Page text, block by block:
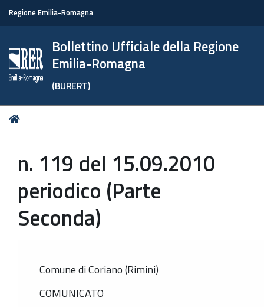
Regione Emilia-Romagna
Bollettino Ufficiale della Regione
Emilia-Romagna
(BURERT)
Tu
n. 119 del 15.09.2010
periodico (Parte
Seconda)
Comune di Coriano (Rimini)
COMUNICATO